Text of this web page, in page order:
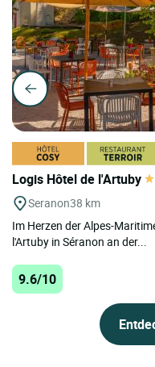
Logis Hôtel de l'Artuby
Seranon38 km
Im Herzen der Alpes-
l'Artuby in Séranon an der...
9.6/10